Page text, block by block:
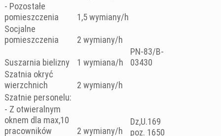
- Pozostałe
pomieszczenia
1,5 wymiany/h
Socjalne
pomieszczenia
2 wymiany/h
Suszarnia bielizny 1 wymiana/h
PN-83/B-
03430
Szatnia okryć
wierzchnich
2 wymiany/h
Szatnie personelu:
Dz,U.169
poz. 1650
- Z otwieralnym
oknem dla max,10
pracowników
2 wymiany/h